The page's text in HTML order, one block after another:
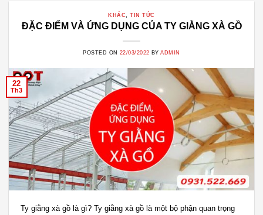
KHÁC ,TIN TỨC
ĐẶC ĐIỂM VÀ ỨNG DỤNG CỦA TY GIẰNG XÀ GỒ
POSTED ON 22/03/2022 BYADMIN
22
Th3
Ty giằng xà gồ là gì? Ty giằng xà gồ là một bộ phận quan trọng